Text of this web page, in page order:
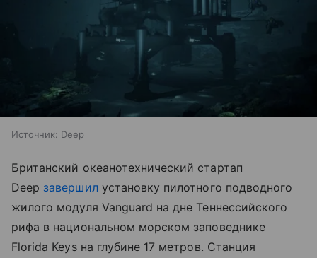
Источник: Deep
Британский океанотехнический стартап
Deep завершилустановку пилотного подводного
жилого модуля Vanguard на дне Теннессийского
рифа в национальном морском заповеднике
Florida Keys на глубине 17 метров. Станция